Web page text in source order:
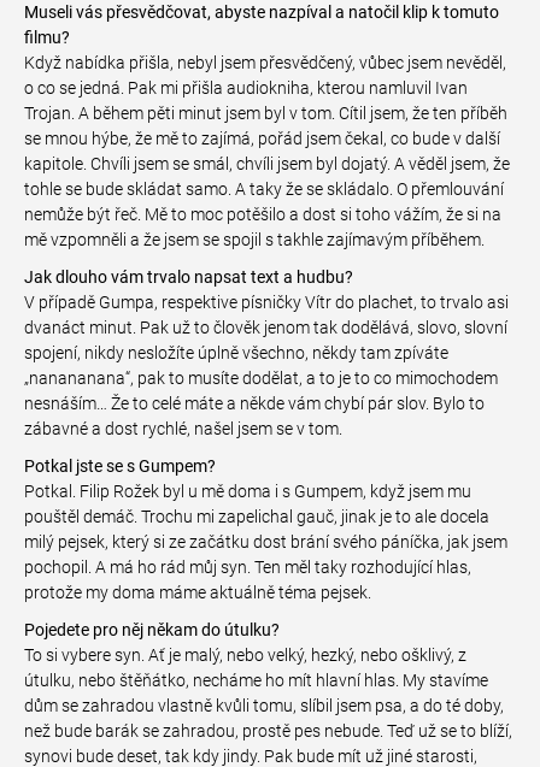
Museli vás přesvědčovat, abyste nazpíval a natočil klip k tomuto
filmu?
Když nabídka přišla, nebyl jsem přesvědčený, vůbec jsem nevěděl,
o co se jedná. Pak mi přišla audiokniha, kterou namluvil Ivan
Trojan. A během pěti minut jsem byl v tom. Cítil jsem, že ten příběh
se mnou hýbe, že mě to zajímá, pořád jsem čekal, co bude v další
kapitole. Chvíli jsem se smál, chvíli jsem byl dojatý. A věděl jsem, že
tohle se bude skládat samo. A taky že se skládalo. O přemlouvání
nemůže být řeč. Mě to moc potěšilo a dost si toho vážím, že si na
mě vzpomněli a že jsem se spojil s takhle zajímavým příběhem.
Jak dlouho vám trvalo napsat text a hudbu?
V případě Gumpa, respektive písničky Vítr do plachet, to trvalo asi
dvanáct minut. Pak už to člověk jenom tak dodělává, slovo, slovní
spojení, nikdy nesložíte úplně všechno, někdy tam zpíváte
„nanananana“, pak to musíte dodělat, a to je to co mimochodem
nesnáším… Že to celé máte a někde vám chybí pár slov. Bylo to
zábavné a dost rychlé, našel jsem se v tom.
Potkal jste se s Gumpem?
Potkal. Filip Rožek byl u mě doma i s Gumpem, když jsem mu
pouštěl demáč. Trochu mi zapelichal gauč, jinak je to ale docela
milý pejsek, který si ze začátku dost brání svého páníčka, jak jsem
pochopil. A má ho rád můj syn. Ten měl taky rozhodující hlas,
protože my doma máme aktuálně téma pejsek.
Pojedete pro něj někam do útulku?
To si vybere syn. Ať je malý, nebo velký, hezký, nebo ošklivý, z
útulku, nebo štěňátko, necháme ho mít hlavní hlas. My stavíme
dům se zahradou vlastně kvůli tomu, slíbil jsem psa, a do té doby,
než bude barák se zahradou, prostě pes nebude. Teď už se to blíží,
synovi bude deset, tak kdy jindy. Pak bude mít už jiné starosti,